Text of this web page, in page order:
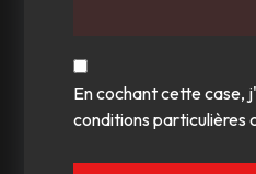
En cochant cette case,
conditions particulières